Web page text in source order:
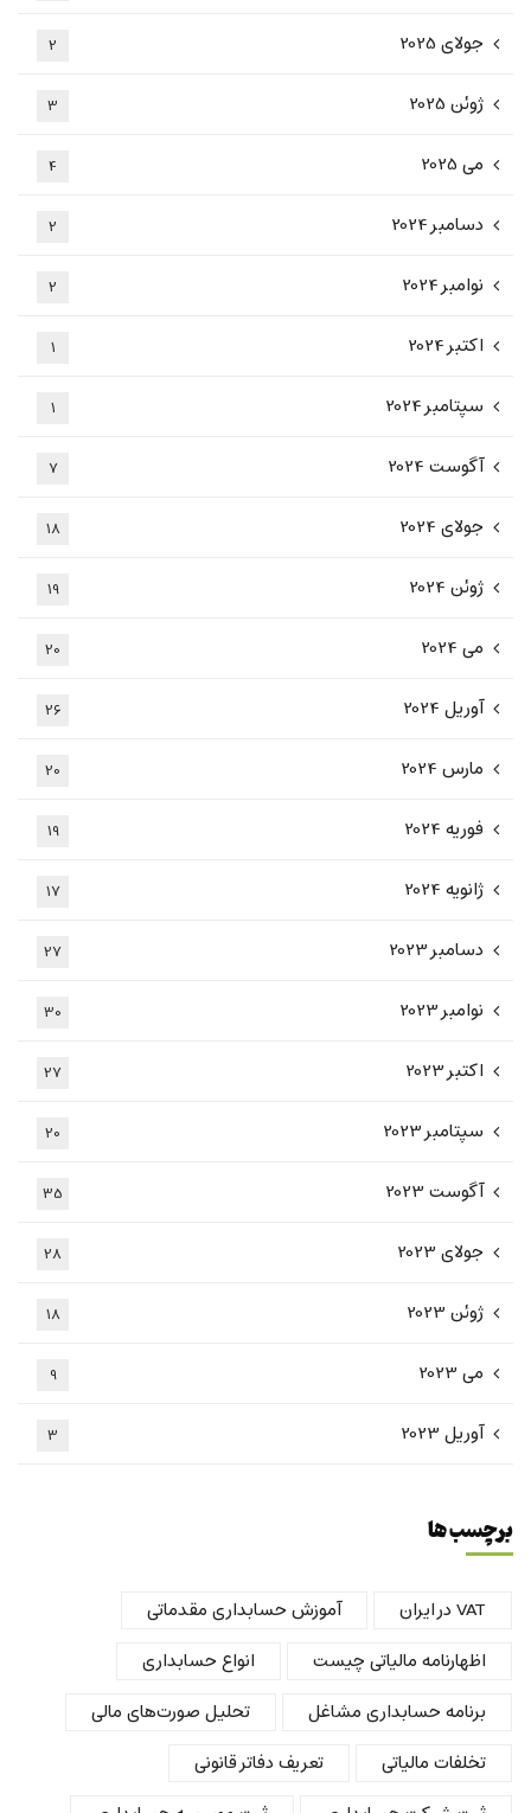
جولای 2025 2
ژوئن 2025 3
می 2025 4
دسامبر 2024 2
نوامبر 2024 2
اکتبر 2024 1
سپتامبر 2024 1
آگوست 2024 7
جولای 2024 18
ژوئن 2024 19
می 2024 20
آوریل 2024 26
مارس 2024 20
فوریه 2024 19
ژانویه 2024 17
دسامبر 2023 27
نوامبر 2023 30
اکتبر 2023 27
سپتامبر 2023 20
آگوست 2023 35
جولای 2023 28
ژوئن 2023 18
می 2023 9
آوریل 2023 3
برچسب ها
VAT در ایران
آموزش حسابداری مقدماتی
اظهارنامه مالیاتی چیست
انواع حسابداری
برنامه حسابداری مشاغل
تحلیل صورت‌های مالی
تخلفات مالیاتی
تعریف دفاتر قانونی